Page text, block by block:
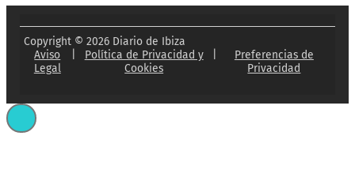
Copyright © 2026 Diario de Ibiza
Aviso
Legal
Política de Privacidad y
Cookies
Preferencias de
Privacidad